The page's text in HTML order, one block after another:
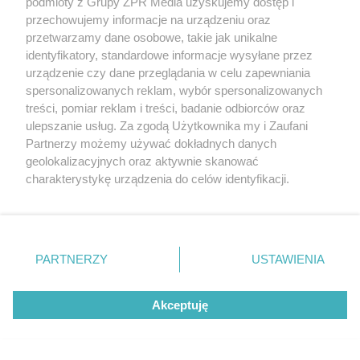
parkietu po 20 latach
Hiszpański sposób na czystą
toaletę. Rozpuszcza kamień i
przechowujemy informacje na urządzeniu oraz
przetwarzamy dane osobowe, takie jak unikalne
identyfikatory, standardowe informacje wysyłane przez
urządzenie czy dane przeglądania w celu zapewniania
spersonalizowanych reklam, wybór spersonalizowanych
treści, pomiar reklam i treści, badanie odbiorców oraz
ulepszanie usług. Za zgodą Użytkownika my i Zaufani
Partnerzy możemy używać dokładnych danych
geolokalizacyjnych oraz aktywnie skanować
charakterystykę urządzenia do celów identyfikacji.
zmienić/wycofać klikając przycisk ustawień prywatności
znajdujący się w lewym dolnym rogu strony
rodzaje przetwarzania danych nie wymagają zgody
użytkownika, ale masz prawo sprzeciwić się takiemu
przetwarzaniu. Preferencje będą miały zastosowanie tylko
PARTNERZY USTAWIENIA
Akceptuję